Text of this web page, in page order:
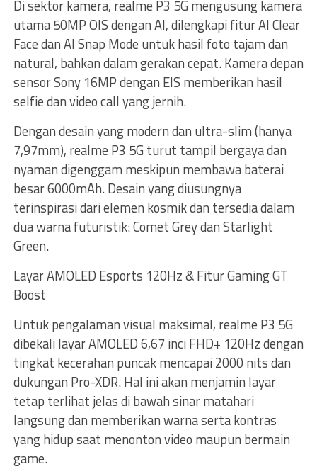
Di sektor kamera, realme P3 5G mengusung kamera
utama 50MP OIS dengan AI, dilengkapi fitur AI Clear
Face dan AI Snap Mode untuk hasil foto tajam dan
natural, bahkan dalam gerakan cepat. Kamera depan
sensor Sony 16MP dengan EIS memberikan hasil
selfie dan video call yang jernih.
Dengan desain yang modern dan ultra-slim (hanya
7,97mm), realme P3 5G turut tampil bergaya dan
nyaman digenggam meskipun membawa baterai
besar 6000mAh. Desain yang diusungnya
terinspirasi dari elemen kosmik dan tersedia dalam
dua warna futuristik: Comet Grey dan Starlight
Green.
Layar AMOLED Esports 120Hz & Fitur Gaming GT
Boost
Untuk pengalaman visual maksimal, realme P3 5G
dibekali layar AMOLED 6,67 inci FHD+ 120Hz dengan
tingkat kecerahan puncak mencapai 2000 nits dan
dukungan Pro-XDR. Hal ini akan menjamin layar
tetap terlihat jelas di bawah sinar matahari
langsung dan memberikan warna serta kontras
yang hidup saat menonton video maupun bermain
game.